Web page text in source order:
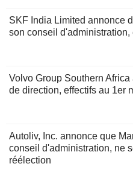
SKF India Limited annonce
son conseil
Volvo Group Southern
de direction, effectifs au 1er
Autoliv, Inc. annonce que
conseil d'administration, ne
réélection